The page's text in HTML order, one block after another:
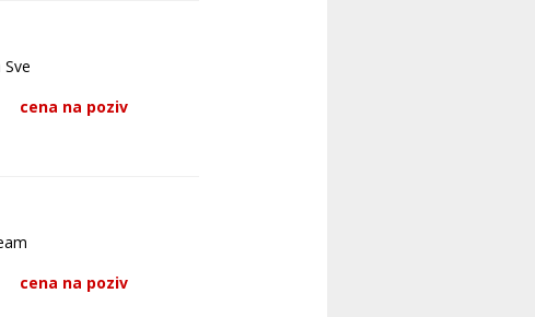
cena na poziv
cena na poziv